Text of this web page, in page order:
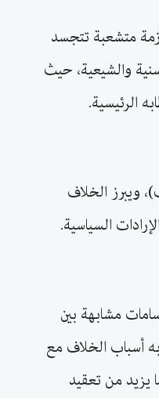
متشعبة تتجسد
والشيعية، حيث
الرئيسية.
ويبرز الخلاف
السياسية.
مشابهة بين
أسباب الخلاف مع
يزيد من تعقيد